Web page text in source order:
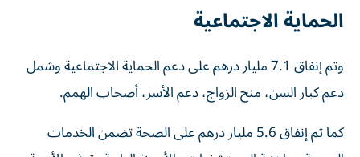
الحماية الاجتماعية
وتم إنفاق 7.1 مليار درهم على دعم الحماية الاجتماعية وشمل
دعم كبار السن، منح الزواج، دعم الأسر، أصحاب الهمم.
كما تم إنفاق 5.6 مليار درهم على الصحة تضمن الخدمات